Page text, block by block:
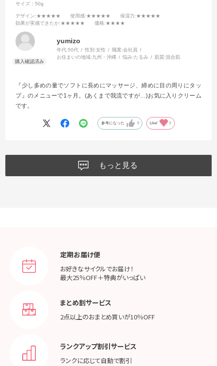
サイズ：50g
デザイン:★★★★★ 使用感:★★★★★ 保湿力:★★★★★
効果が実感できたか:★★★★★ 価格:★★★★
yumizo
年代:50代 性別:女性 職業:会社員
お住まいの地域:九州・沖縄 悩み:たるみ 肌質:混合肌
『少し多めの量でソフトに長めにマッサージ、締めに目の周りにタッ
プ』のメニューで1ヶ月。(あくまで我流ですが…)お気に入りクリーム
です。
参考になった 0 Like! 0
もっと見る
定期お届け便
お好きなサイクルでお届け！
最大25％OFF＋特典がいっぱい
まとめ割サービス
2点以上のおまとめ買いが10％OFF
ランクアップ割引サービス
ランクに応じて自動で割引